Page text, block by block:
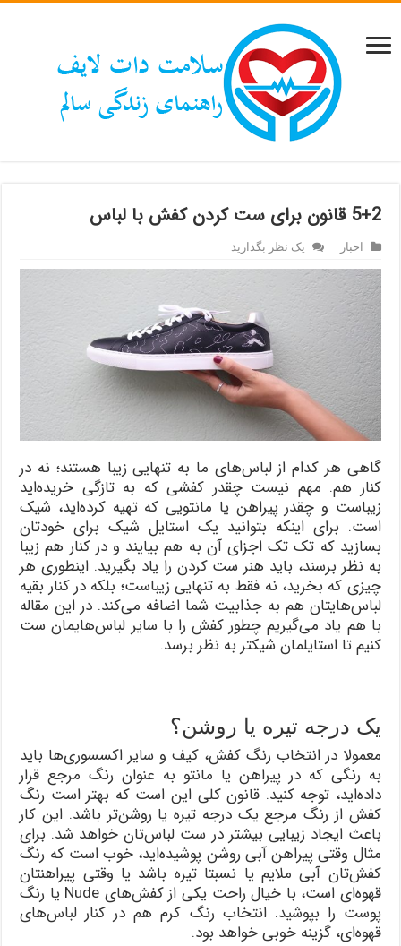
5+2 قانون برای ست کردن کفش با لباس
اخبار یک نظر بگذارید
گاهی هر کدام از لباس‌های ما به تنهایی زیبا هستند؛ نه در
کنار هم. مهم نیست چقدر کفشی که به تازگی خریده‌اید
زیباست و چقدر پیراهن یا مانتویی که تهیه کرده‌اید، شیک
است. برای اینکه بتوانید یک استایل شیک برای خودتان
بسازید که تک تک اجزای آن به هم بیایند و در کنار هم زیبا
به نظر برسند، باید هنر ست کردن را یاد بگیرید. اینطوری هر
چیزی که بخرید، نه فقط به تنهایی زیباست؛ بلکه در کنار بقیه
لباس‌هایتان هم به جذابیت شما اضافه می‌کند. در این مقاله
با هم یاد می‌گیریم چطور کفش را با سایر لباس‌هایمان ست
کنیم تا استایلمان شیکتر به نظر برسد.
یک درجه تیره‌ یا روشن؟
معمولا در انتخاب رنگ کفش، کیف و سایر اکسسوری‌ها باید
به رنگی که در پیراهن یا مانتو به عنوان رنگ مرجع قرار
داده‌اید، توجه کنید. قانون کلی این است که بهتر است رنگ
کفش از رنگ مرجع یک درجه تیره‌ یا روشن‌تر باشد. این کار
باعث ایجاد زیبایی بیشتر در ست لباس‌تان خواهد شد. برای
مثال وقتی پیراهن آبی روشن پوشیده‌اید، خوب است که رنگ
کفش‌تان آبی ملایم یا نسبتا تیره باشد یا وقتی پیراهنتان
قهوه‌ای است، با خیال راحت یکی از کفش‌های Nude یا رنگ
پوست را بپوشید. انتخاب رنگ کرم هم در کنار لباس‌های
قهوه‌ای، گزینه خوبی خواهد بود.